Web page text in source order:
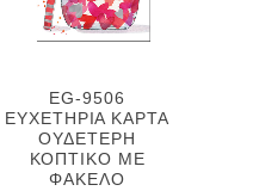
EG-9506
ΕΥΧΕΤΗΡΙΑ ΚΑΡΤΑ
ΟΥΔΕΤΕΡΗ
ΚΟΠΤΙΚΟ ΜΕ
ΦΑΚΕΛΟ